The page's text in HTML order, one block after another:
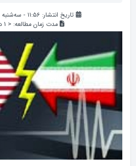
تاریخ انتشار: ۱۱:۵۶ - سه‌شنبه ۱۳۹۲/۰۷/۲
مدت زمان مطالعه: < 1